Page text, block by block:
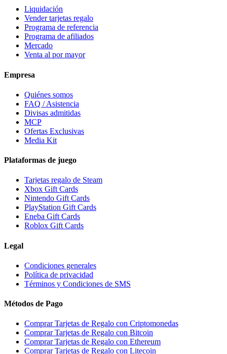
Liquidación
Vender tarjetas regalo
Programa de referencia
Programa de afiliados
Mercado
Venta al por mayor
Empresa
Quiénes somos
FAQ / Asistencia
Divisas admitidas
MCP
Ofertas Exclusivas
Media Kit
Plataformas de juego
Tarjetas regalo de Steam
Xbox Gift Cards
Nintendo Gift Cards
PlayStation Gift Cards
Eneba Gift Cards
Roblox Gift Cards
Legal
Condiciones generales
Política de privacidad
Términos y Condiciones de SMS
Métodos de Pago
Comprar Tarjetas de Regalo con Criptomonedas
Comprar Tarjetas de Regalo con Bitcoin
Comprar Tarjetas de Regalo con Ethereum
Comprar Tarjetas de Regalo con Litecoin